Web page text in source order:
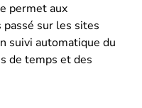
permet aux
sur les sites
suivi automatique du
de temps et des